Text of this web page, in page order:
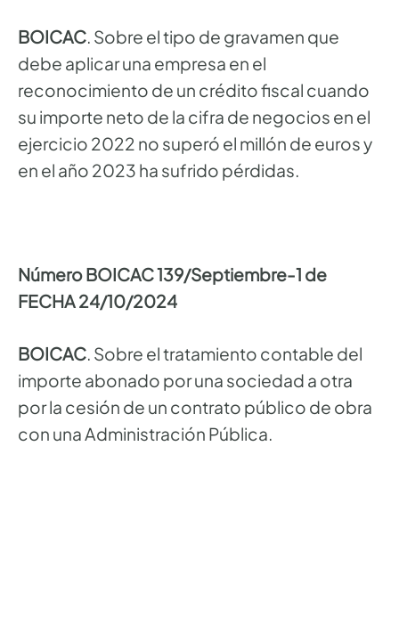
BOICAC . Sobre el tipo de gravamen que
debe aplicar una empresa en el
reconocimiento de un crédito fiscal cuando
su importe neto de la cifra de negocios en el
ejercicio 2022 no superó el millón de euros y
en el año 2023 ha sufrido pérdidas.
Número BOICAC 139/Septiembre-1 de
FECHA 24/10/2024
BOICAC. Sobre el tratamiento contable del
importe abonado por una sociedad a otra
por la cesión de un contrato público de obra
con una Administración Pública.